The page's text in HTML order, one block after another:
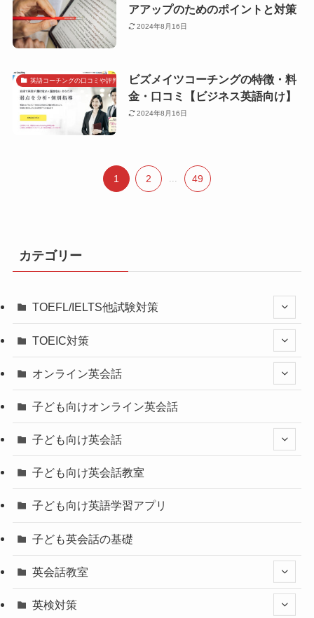
アアップのためのポイントと対策
2024年8月16日
英語コーチングの口コミや評判で探すビズメイツコーチングの特徴・料
金・口コミ【ビジネス英語向け】
2024年8月16日
1 2 49
カテゴリー
TOEFL/IELTS他試験対策
TOEIC対策
オンライン英会話
子ども向けオンライン英会話
子ども向け英会話
子ども向け英会話教室
子ども向け英語学習アプリ
子ども英会話の基礎
英会話教室
英検対策